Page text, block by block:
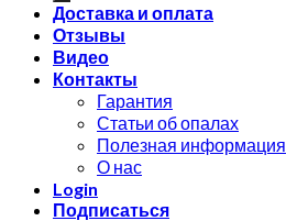
Доставка и оплата
Отзывы
Видео
Контакты
Гарантия
Статьи об опалах
Полезная информация
О нас
Login
Подписаться